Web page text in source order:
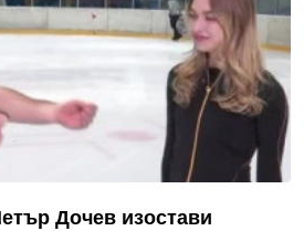
Дочев изостави